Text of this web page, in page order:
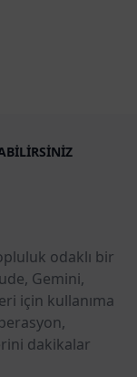
odaklı bir
Gemini,
için kullanıma
dakikalar